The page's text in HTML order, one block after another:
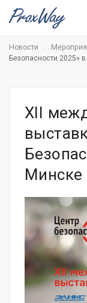
Новости
Безопасности 2025»
XII
Минске